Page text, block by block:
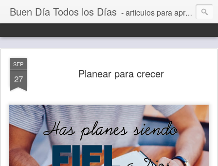
Buen Día Todos los Días - artículos para aprender a vivir mejor, un día a la vez. Por Juan C Quintero
SEP
27 Planear para crecer